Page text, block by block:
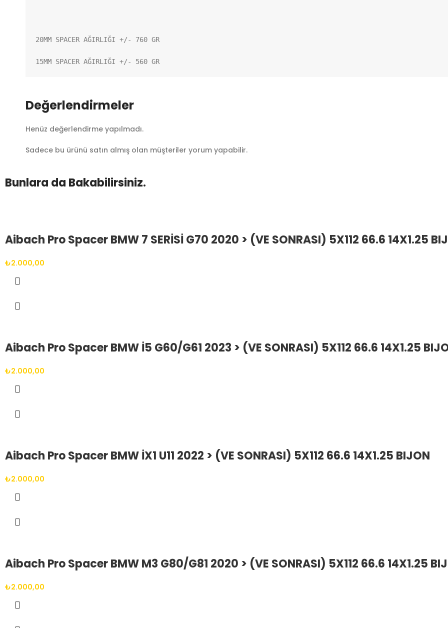
20MM SPACER AĞIRLIĞI +/- 760 GR
15MM SPACER AĞIRLIĞI +/- 560 GR
Değerlendirmeler
Henüz değerlendirme yapılmadı.
Sadece bu ürünü satın almış olan müşteriler yorum yapabilir.
Bunlara da Bakabilirsiniz.
Aibach Pro Spacer BMW 7 SERİSİ G70 2020 > (VE SONRASI) 5X112 66.6 14X1.25
₺2.000,00
Aibach Pro Spacer BMW İ5 G60/G61 2023 > (VE SONRASI) 5X112 66.6 14X1.25
₺2.000,00
Aibach Pro Spacer BMW İX1 U11 2022 > (VE SONRASI) 5X112 66.6 14X1.25 BIJON
₺2.000,00
Aibach Pro Spacer BMW M3 G80/G81 2020 > (VE SONRASI) 5X112 66.6 14X1.25
₺2.000,00